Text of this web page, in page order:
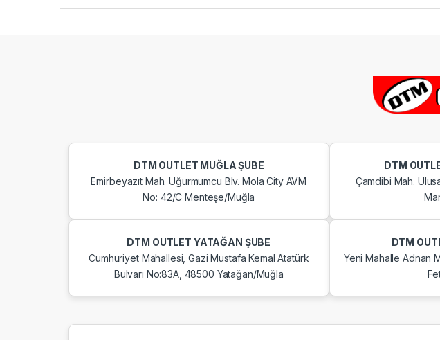
DTM OUTLET MUĞLA ŞUBE
Emirbeyazıt Mah. Uğurmumcu Blv. Mola City AVM
No: 42/C Menteşe/Muğla
DTM
Çamdibi Mah.
DTM OUTLET YATAĞAN ŞUBE
Cumhuriyet Mahallesi, Gazi Mustafa Kemal Atatürk
Bulvarı No:83A, 48500 Yatağan/Muğla
DTM
Yeni Mahalle Adnan